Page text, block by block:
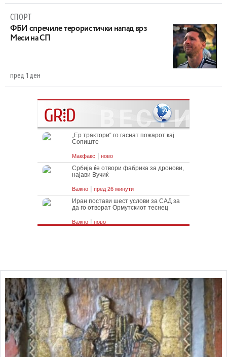
СПОРТ
ФБИ спречиле терористички напад врз
Меси на СП
пред 1 ден